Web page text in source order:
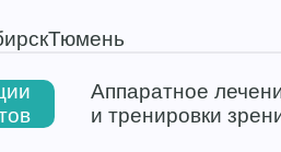
Тюмень
Аппаратное
и тренировки